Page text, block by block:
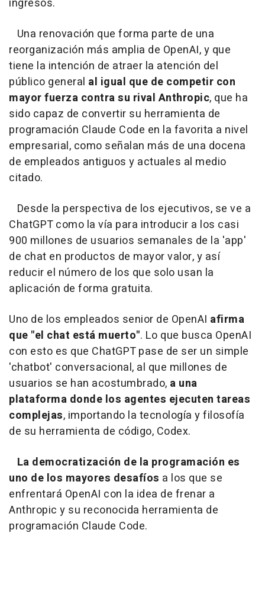
ingresos.
Una renovación que forma parte de una
reorganización más amplia de OpenAI, y que
tiene la intención de atraer la atención del
público general al igual que de competir con
mayor fuerza contra su rival Anthropic, que ha
sido capaz de convertir su herramienta de
programación Claude Code en la favorita a nivel
empresarial, como señalan más de una docena
de empleados antiguos y actuales al medio
citado.
Desde la perspectiva de los ejecutivos, se ve a
ChatGPT como la vía para introducir a los casi
900 millones de usuarios semanales de la 'app'
de chat en productos de mayor valor, y así
reducir el número de los que solo usan la
aplicación de forma gratuita.
Uno de los empleados senior de OpenAI afirma
que "el chat está muerto". Lo que busca OpenAI
con esto es que ChatGPT pase de ser un simple
'chatbot' conversacional, al que millones de
usuarios se han acostumbrado, a una
plataforma donde los agentes ejecuten tareas
complejas, importando la tecnología y filosofía
de su herramienta de código, Codex.
La democratización de la programación es
uno de los mayores desafíos a los que se
enfrentará OpenAI con la idea de frenar a
Anthropic y su reconocida herramienta de
programación Claude Code.